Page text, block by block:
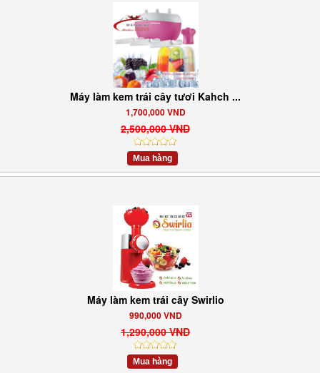
Máy làm kem trái cây tươi Kahch ...
1,700,000 VND
2,500,000 VND
Mua hàng
Máy làm kem trái cây Swirlio
990,000 VND
1,290,000 VND
Mua hàng